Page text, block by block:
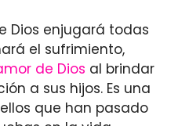
Dios enjugará todas
el sufrimiento,
de Dios al brindar
a sus hijos. Es una
que han pasado